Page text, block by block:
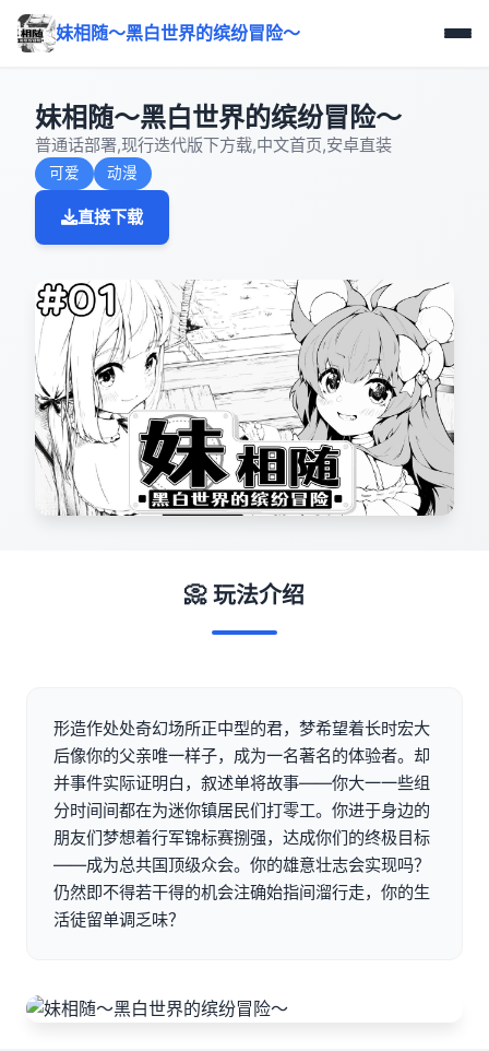
妹相随～黑白世界的缤纷冒险～
妹相随～黑白世界的缤纷冒险～
普通话部署,现行迭代版下方载,中文首页,安卓直装
可爱 动漫
直接下载
📀 玩法介绍
形造作处处奇幻场所正中型的君，梦希望着长时宏大
后像你的父亲唯一样子，成为一名著名的体验者。却
并事件实际证明白，叙述单将故事——你大一一些组
分时间间都在为迷你镇居民们打零工。你进于身边的
朋友们梦想着行军锦标赛捌强，达成你们的终极目标
——成为总共国顶级众会。你的雄意壮志会实现吗？
仍然即不得若干得的机会注确始指间溜行走，你的生
活徒留单调乏味？